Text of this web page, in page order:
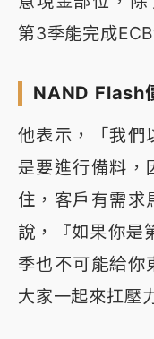
第3季能完成ECB
NAND Flash
他表示，「我們
是要進行備料，
住，客戶有需求
說，『如果你是
季也不可能給你
大家一起來扛壓